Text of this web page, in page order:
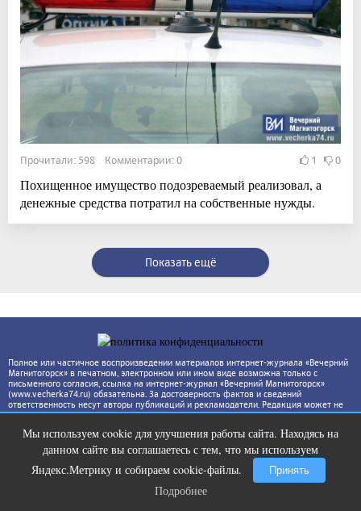
Прочитали: 598 Комментарии: 0 1 0
Похищенное имущество подозреваемый реализовал, а
денежные средства потратил на собственные нужды.
Показать ещё
Полное или частичное воспроизведении материалов интернет-журнала «Вечерний
Магнитогорск» в печатном, электронном или ином виде возможна только с
письменного согласия, ссылка на интернет-журнал «Вечерний Магнитогорск»
(www.vecherka74.ru) обязательна. За достоверность фактов и сведений
ответственность несут авторы публикаций и рекламодатели. Редакция может не
разделять точку зрения автора.
Мы используем cookie для улучшения работы сайта. Находясь на
данном сайте вы соглашаетесь с тем, что мы используем
Яндекс.Метрику и собираем cookie-файлы.
Принять
Подробнее
Ржу не переставая, это видео
пересмотришь не раз
Подробнее